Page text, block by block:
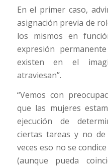
En el primer caso,
asignación previa de
los mismos en
expresión
existen en el
atraviesan”.
“Vemos con
que las mujeres
ejecución de
ciertas tareas y no
veces eso no se
(aunque pueda